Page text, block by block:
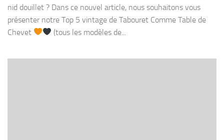
nid douillet ? Dans ce nouvel article, nous souhaitons vous
présenter notre Top 5 vintage de Tabouret Comme Table de
Chevet
(tous les modèles de...